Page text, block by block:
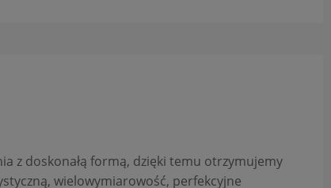
z doskonałą formą, dzięki temu otrzymujemy
wielowymiarowość, perfekcyjne